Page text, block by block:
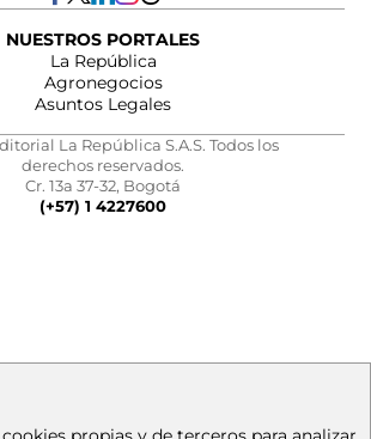
NUESTROS PORTALES
La República
Agronegocios
Asuntos Legales
La República S.A.S. Todos los
derechos reservados.
Cr. 13a 37-32, Bogotá
(+57) 1 4227600